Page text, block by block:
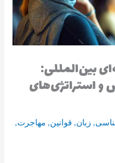
بین‌المللی:
و استراتژی‌های
, زبان, قوانین, مهاجرت,